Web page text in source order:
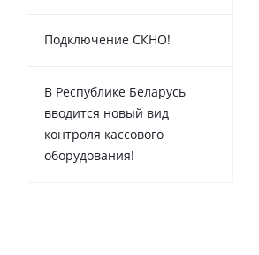
Подключение СКНО!
В Республике Беларусь
вводится новый вид
контроля кассового
оборудования!